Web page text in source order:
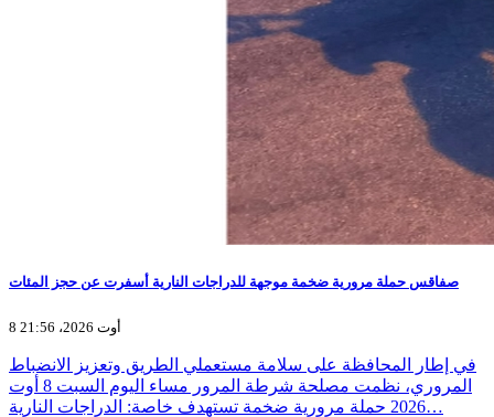
صفاقس حملة مرورية ضخمة موجهة للدراجات النارية أسفرت عن حجز المئات
8 أوت 2026، 21:56
في إطار المحافظة على سلامة مستعملي الطريق وتعزيز الانضباط
المروري، نظمت مصلحة شرطة المرور مساء اليوم السبت 8 أوت
2026 حملة مرورية ضخمة تستهدف خاصة: الدراجات النارية…